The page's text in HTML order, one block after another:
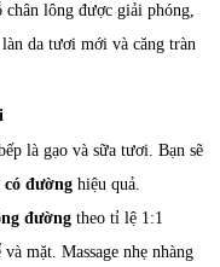
lông được giải phóng,
da tươi mới và căng tràn
là gạo và sữa tươi. Bạn sẽ
đường hiệu quả.
đường theo tỉ lệ 1:1
mặt. Massage nhẹ nhàng